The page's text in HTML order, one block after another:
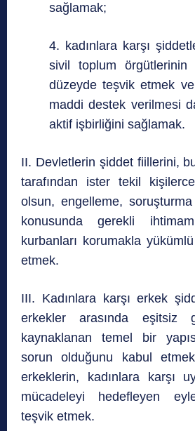
sağlamak;
4. kadınlara karşı
sivil toplum örgütlerinin
düzeyde teşvik etmek
maddi destek verilmesi
aktif işbirliğini sağlamak.
II. Devletlerin şiddet fiillerini,
tarafından ister tekil
olsun, engelleme,
konusunda gerekli
kurbanları korumakla yükümlü
etmek.
III. Kadınlara karşı erkek
erkekler arasında eşitsiz
kaynaklanan temel bir
sorun olduğunu kabul
erkeklerin, kadınlara karşı
mücadeleyi hedefleyen
teşvik etmek.